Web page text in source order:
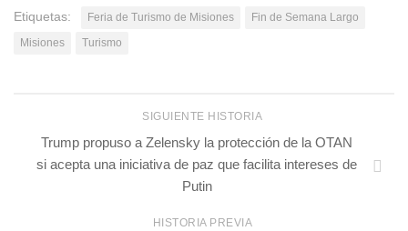
Etiquetas: Feria de Turismo de Misiones
Fin de Semana Largo
Misiones
Turismo
SIGUIENTE HISTORIA
Trump propuso a Zelensky la protección de la OTAN
si acepta una iniciativa de paz que facilita intereses de
Putin
HISTORIA PREVIA